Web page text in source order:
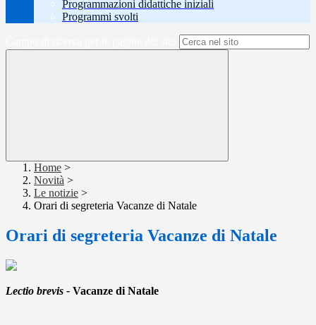
Programmazioni didattiche iniziali
Programmi svolti
Home >
Novità >
Le notizie >
Orari di segreteria Vacanze di Natale
Orari di segreteria Vacanze di Natale
Lectio brevis - Vacanze di Natale